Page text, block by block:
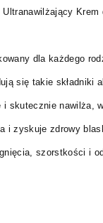
dla każdego
się takie
i skutecznie nawilża,
i zyskuje zdrowy
szorstkości i